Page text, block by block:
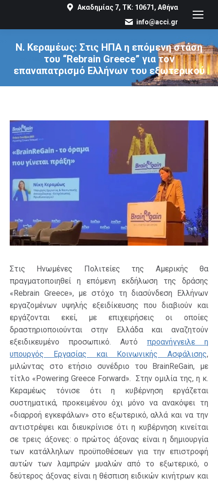
Ακαδημίας 7, ΤΚ: 10671, Αθήνα
info@acci.gr
Ν. Κεραμέως: Στις ΗΠΑ η επόμενη στάση
του “Rebrain Greece” για τον
επαναπατρισμό Ελλήνων του εξωτερικού
You are here:
Στις Ηνωμένες Πολιτείες της Αμερικής θα
πραγματοποιηθεί η επόμενη εκδήλωση της δράσης
«Rebrain Greece», με στόχο τη διασύνδεση Ελλήνων
εργαζομένων υψηλής εξειδίκευσης που διαβιούν και
εργάζονται εκεί, με επιχειρήσεις οι οποίες
δραστηριοποιούνται στην Ελλάδα και αναζητούν
εξειδικευμένο προσωπικό. Αυτό προανήγγειλε η
υπουργός Εργασίας και Κοινωνικής Ασφάλισης,
μιλώντας στο ετήσιο συνέδριο του BrainReGain, με
τίτλο «Powering Greece Forward». Στην ομιλία της, η κ.
Κεραμέως τόνισε ότι η κυβέρνηση εργάζεται
συστηματικά, προκειμένου όχι μόνο να ανακόψει τη
«διαρροή εγκεφάλων» στο εξωτερικό, αλλά και να την
αντιστρέψει και διευκρίνισε ότι η κυβέρνηση κινείται
σε τρεις άξονες: ο πρώτος άξονας είναι η δημιουργία
των κατάλληλων προϋποθέσεων για την επιστροφή
αυτών των λαμπρών μυαλών από το εξωτερικό, ο
δεύτερος άξονας είναι η θέσπιση ειδικών κινήτρων και